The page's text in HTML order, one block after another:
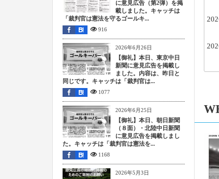
に意見広告（第2弾）を掲
載しました。キャッチは
「裁判官は憲法を守るゴールキ...
916
2026年6月26日
【御礼】本日、東京中日
新聞に意見広告を掲載し
ました。内容は、昨日と
同じです。キャッチは「裁判官は...
1077
2026年6月25日
【御礼】本日、朝日新聞
（８面）・北陸中日新聞
に意見広告を掲載しまし
た。キャッチは「裁判官は憲法を...
1168
2026年5月3日